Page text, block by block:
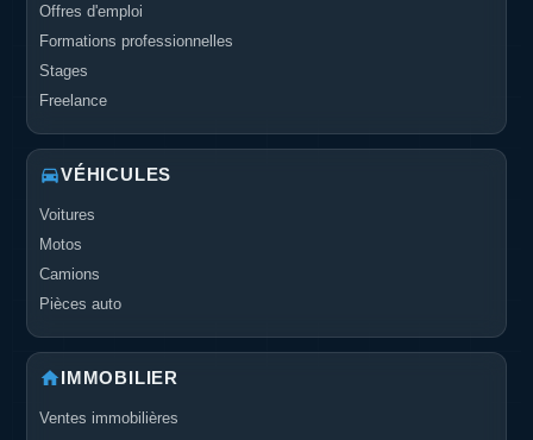
Offres d'emploi
Formations professionnelles
Stages
Freelance
VÉHICULES
Voitures
Motos
Camions
Pièces auto
IMMOBILIER
Ventes immobilières